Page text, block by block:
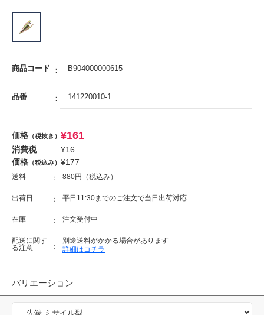
商品コード B904000000615
品番 141220010-1
価格 （税抜き） ¥161
消費税 ¥16
価格 （税込み） ¥177
送料 880円（税込み）
出荷日 平日11:30までのご注文で当日出荷対応
在庫 注文受付中
配送に関す
る注意
別途送料がかかる場合があります
詳細はコチラ
バリエーション